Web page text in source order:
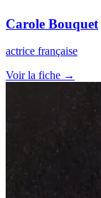
Carole Bouquet
actrice française
Voir la fiche →